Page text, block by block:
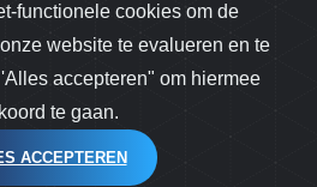
475 55 49 52
| webdesign door
functionele cookies om de
website te evalueren en te
accepteren" om hiermee
te gaan.
ACCEPTEREN